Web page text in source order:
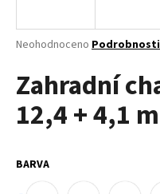
Průměrné
produktu
je
0,0
z
Neohodnoceno
Zahradní
12,4 + 4,1
BARVA
j
t
?
HLEDAT